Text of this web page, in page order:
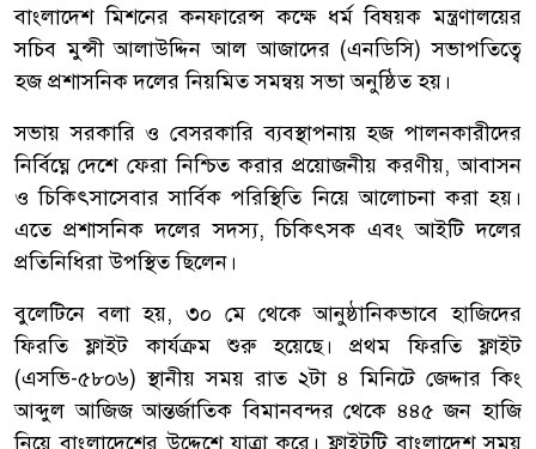
বাংলাদেশ মিশনের কনফারেন্স কক্ষে ধর্ম বিষয়ক মন্ত্রণালয়ের
সচিব মুন্সী আলাউদ্দিন আল আজাদের (এনডিসি) সভাপতিত্বে
হজ প্রশাসনিক দলের নিয়মিত সমন্বয় সভা অনুষ্ঠিত হয়।
সভায় সরকারি ও বেসরকারি ব্যবস্থাপনায় হজ পালনকারীদের
নির্বিঘ্নে দেশে ফেরা নিশ্চিত করার প্রয়োজনীয় করণীয়, আবাসন
ও চিকিৎসাসেবার সার্বিক পরিস্থিতি নিয়ে আলোচনা করা হয়।
এতে প্রশাসনিক দলের সদস্য, চিকিৎসক এবং আইটি দলের
প্রতিনিধিরা উপস্থিত ছিলেন।
বুলেটিনে বলা হয়, ৩০ মে থেকে আনুষ্ঠানিকভাবে হাজিদের
ফিরতি ফ্লাইট কার্যক্রম শুরু হয়েছে। প্রথম ফিরতি ফ্লাইট
(এসভি-৫৮০৬) স্থানীয় সময় রাত ২টা ৪ মিনিটে জেদ্দার কিং
আব্দুল আজিজ আন্তর্জাতিক বিমানবন্দর থেকে ৪৪৫ জন হাজি
নিয়ে বাংলাদেশের উদ্দেশে যাত্রা করে। ফ্লাইটটি বাংলাদেশ সময়